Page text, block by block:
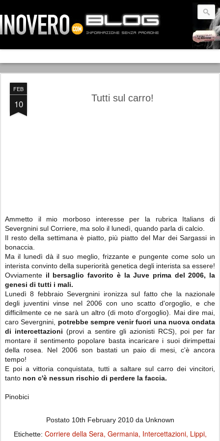
FEB
10 Tutti sul carro!
Ammetto il mio morboso interesse per la rubrica Italians di
Severgnini sul Corriere, ma solo il lunedì, quando parla di calcio.
Il resto della settimana è piatto, più piatto del Mar dei Sargassi in
bonaccia.
Ma il lunedì dà il suo meglio, frizzante e pungente come solo un
interista convinto della superiorità genetica degli interista sa essere!
Ovviamente il bersaglio favorito è la Juve prima del 2006, la
genesi di tutti i mali.
Lunedì 8 febbraio Severgnini ironizza sul fatto che la nazionale
degli juventini vinse nel 2006 con uno scatto d'orgoglio, e che
difficilmente ce ne sarà un altro (di moto d'orgoglio). Mai dire mai,
caro Severgnini, potrebbe sempre venir fuori una nuova ondata
di intercettazioni (provi a sentire gli azionisti RCS), poi per far
montare il sentimento popolare basta incaricare i suoi dirimpettai
della rosea. Nel 2006 son bastati un paio di mesi, c'è ancora
tempo!
E poi a vittoria conquistata, tutti a saltare sul carro dei vincitori,
tanto non c'è nessun rischio di perdere la faccia.
Pinobici
Postato 10th February 2010da Unknown
Etichette: Corriere della Sera Germania Intercettazioni Lippi